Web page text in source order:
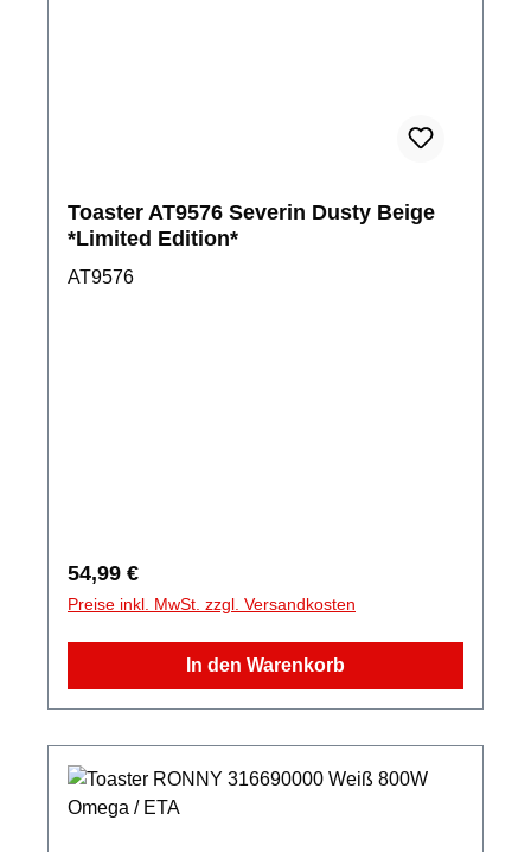
Toaster AT9576 Severin Dusty Beige
*Limited Edition*
AT9576
Regulärer Preis:
54,99 €
Preise inkl. MwSt. zzgl. Versandkosten
In den Warenkorb